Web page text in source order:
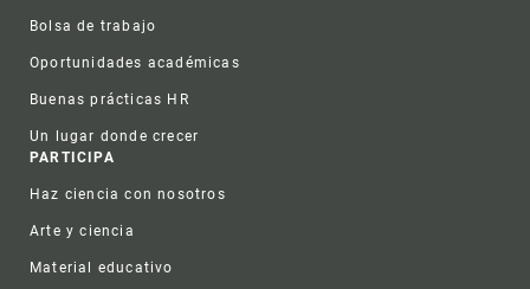
Bolsa de trabajo
Oportunidades académicas
Buenas prácticas HR
Un lugar donde crecer
PARTICIPA
Haz ciencia con nosotros
Arte y ciencia
Material educativo